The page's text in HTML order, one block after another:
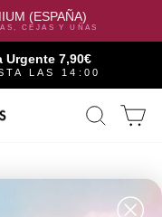
(ESPAÑA)
CEJAS Y UÑAS
Urgente 7,90€
LAS 14:00